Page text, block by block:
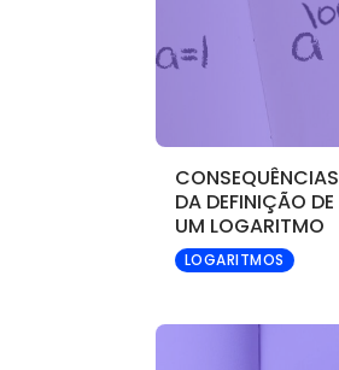
CONSEQUÊNCIAS
DA DEFINIÇÃO DE
UM LOGARITMO
LOGARITMOS